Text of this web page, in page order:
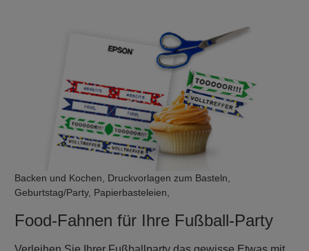
Backen und Kochen, Druckvorlagen zum Basteln,
Geburtstag/Party, Papierbasteleien,
Food-Fahnen für Ihre Fußball-Party